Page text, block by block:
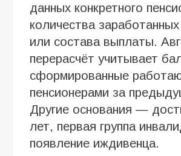
данных конкретного
количества
или состава выплаты.
перерасчёт учитывает
сформированные
пенсионерами за
Другие основания —
лет, первая группа
появление иждивенца.